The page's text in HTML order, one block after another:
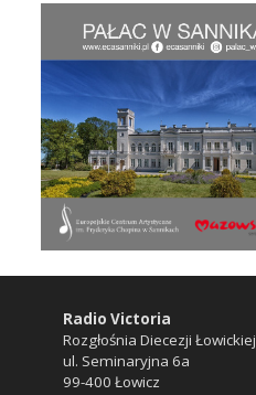
Radio Victoria
Rozgłośnia Diecezji Łowickiej
ul. Seminaryjna 6a
99-400 Łowicz